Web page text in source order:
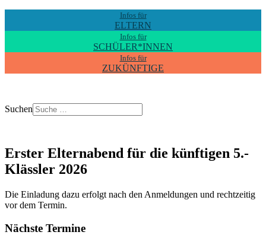
Infos für
ELTERN
Infos für
SCHÜLER*INNEN
Infos für
ZUKÜNFTIGE
Suchen
Erster Elternabend für die künftigen 5.-
Klässler 2026
Die Einladung dazu erfolgt nach den Anmeldungen und rechtzeitig
vor dem Termin.
Nächste Termine